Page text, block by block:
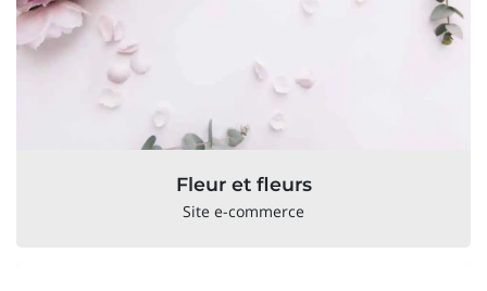
Fleur et fleurs
Site e-commerce